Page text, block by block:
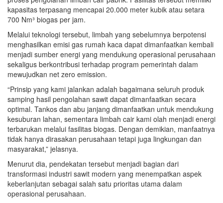
kapasitas terpasang mencapai 20.000 meter kubik atau setara
700 Nm³ biogas per jam.
Melalui teknologi tersebut, limbah yang sebelumnya berpotensi
menghasilkan emisi gas rumah kaca dapat dimanfaatkan kembali
menjadi sumber energi yang mendukung operasional perusahaan
sekaligus berkontribusi terhadap program pemerintah dalam
mewujudkan net zero emission.
“Prinsip yang kami jalankan adalah bagaimana seluruh produk
samping hasil pengolahan sawit dapat dimanfaatkan secara
optimal. Tankos dan abu janjang dimanfaatkan untuk mendukung
kesuburan lahan, sementara limbah cair kami olah menjadi energi
terbarukan melalui fasilitas biogas. Dengan demikian, manfaatnya
tidak hanya dirasakan perusahaan tetapi juga lingkungan dan
masyarakat,” jelasnya.
Menurut dia, pendekatan tersebut menjadi bagian dari
transformasi industri sawit modern yang menempatkan aspek
keberlanjutan sebagai salah satu prioritas utama dalam
operasional perusahaan.